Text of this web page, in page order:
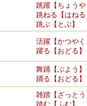
跳躍【ちょう
跳ねる【はね
跳ぶ【とぶ】
活躍【かつや
躍る【おどる】
舞踊【ぶよう】
踊る【おどる】
雑踏【ざっと
踏む【ふむ】